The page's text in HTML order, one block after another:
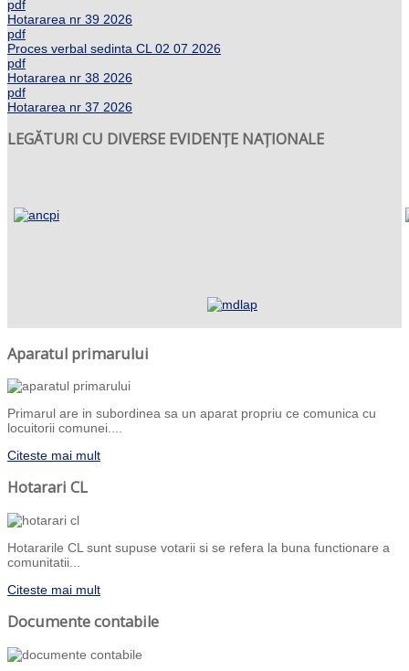
pdf
Hotararea nr 39 2026
pdf
Proces verbal sedinta CL 02 07 2026
pdf
Hotararea nr 38 2026
pdf
Hotararea nr 37 2026
LEGĂTURI CU DIVERSE EVIDENȚE NAȚIONALE
Aparatul primarului
Primarul are in subordinea sa un aparat propriu ce comunica cu
locuitorii comunei....
Citeste mai mult
Hotarari CL
Hotararile CL sunt supuse votarii si se refera la buna functionare a
comunitatii...
Citeste mai mult
Documente contabile